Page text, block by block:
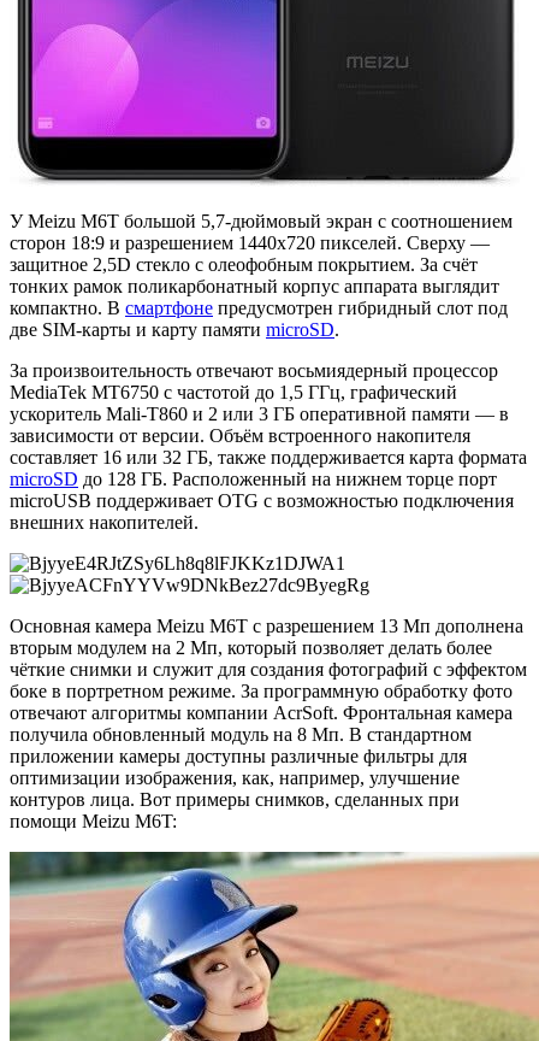
У Meizu M6T большой 5,7-дюймовый экран с соотношением
сторон 18:9 и разрешением 1440x720 пикселей. Сверху —
защитное 2,5D стекло с олеофобным покрытием. За счёт
тонких рамок поликарбонатный корпус аппарата выглядит
компактно. В смартфоне предусмотрен гибридный слот под
две SIM-карты и карту памяти microSD.
За произвоительность отвечают восьмиядерный процессор
MediaTek MT6750 с частотой до 1,5 ГГц, графический
ускоритель Mali-T860 и 2 или 3 ГБ оперативной памяти — в
зависимости от версии. Объём встроенного накопителя
составляет 16 или 32 ГБ, также поддерживается карта формата
microSD до 128 ГБ. Расположенный на нижнем торце порт
microUSB поддерживает OTG с возможностью подключения
внешних накопителей.
Основная камера Meizu M6T с разрешением 13 Мп дополнена
вторым модулем на 2 Мп, который позволяет делать более
чёткие снимки и служит для создания фотографий с эффектом
боке в портретном режиме. За программную обработку фото
отвечают алгоритмы компании AcrSoft. Фронтальная камера
получила обновленный модуль на 8 Мп. В стандартном
приложении камеры доступны различные фильтры для
оптимизации изображения, как, например, улучшение
контуров лица. Вот примеры снимков, сделанных при
помощи Meizu M6T: